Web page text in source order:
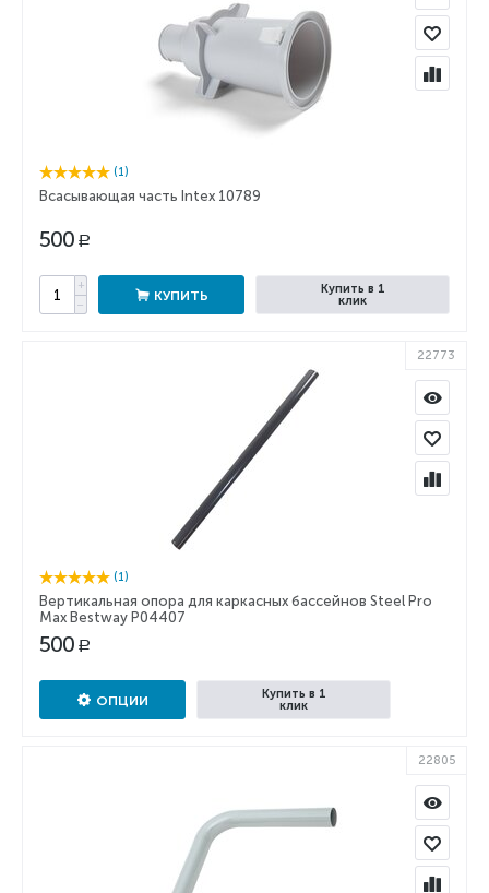
(1)
Всасывающая часть Intex 10789
500 Р
+
−
КУПИТЬ
Купить в 1
клик
22773
(1)
Вертикальная опора для каркасных бассейнов Steel Pro
Max Bestway P04407
500 Р
ОПЦИИ
Купить в 1
клик
22805